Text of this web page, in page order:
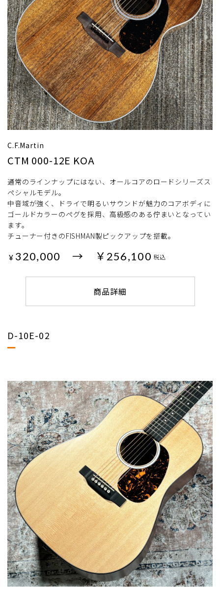
C.F.Martin
CTM 000-12E KOA
通常のラインナップにはない、オールコアのロードシリーズス
ペシャルモデル。
中音域が強く、ドライで明るいサウンドが魅力のコアボディに
ゴールドカラーのペグを採用、高級感のある佇まいとなってい
ます。
チューナー付きのFISHMAN製ピックアップを搭載。
¥ 320,000 → ￥256,100 税込
商品詳細
D-10E-02